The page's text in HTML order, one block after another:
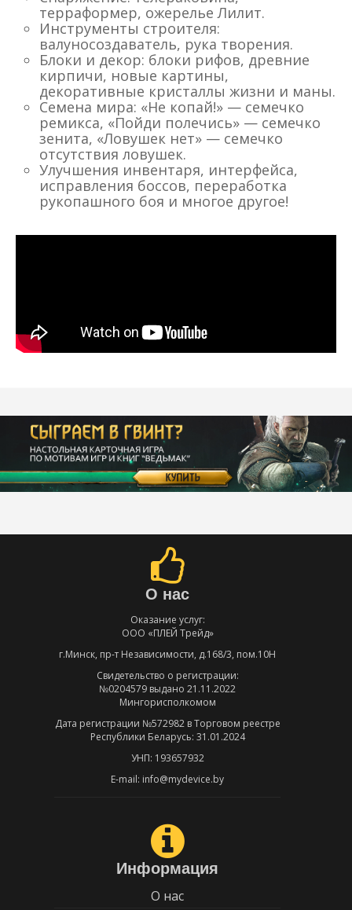
терраформер, ожерелье Лилит.
Инструменты строителя:
валуносоздаватель, рука творения.
Блоки и декор: блоки рифов, древние
кирпичи, новые картины,
декоративные кристаллы жизни и маны.
Семена мира: «Не копай!» — семечко
ремикса, «Пойди полечись» — семечко
зенита, «Ловушек нет» — семечко
отсутствия ловушек.
Улучшения инвентаря, интерфейса,
исправления боссов, переработка
рукопашного боя и многое другое!
О нас
Оказание услуг:
ООО «ПЛЕЙ Трейд»
г.Минск, пр-т Независимости, д.168/3, пом.10Н
Свидетельство о регистрации:
№0204579 выдано 21.11.2022
Мингорисполкомом
Дата регистрации №572982 в Торговом реестре
Республики Беларусь: 31.01.2024
УНП: 193657932
E-mail: info@mydevice.by
Информация
О нас